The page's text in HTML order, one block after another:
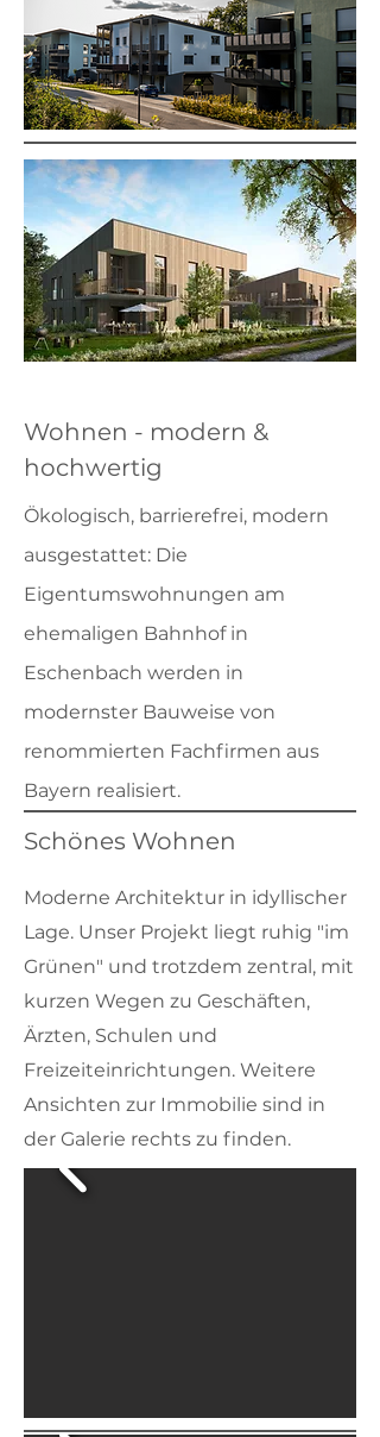
Wohnen - modern &
hochwertig
Ökologisch, barrierefrei, modern
ausgestattet: Die
Eigentumswohnungen am
ehemaligen Bahnhof in
Eschenbach werden in
modernster Bauweise von
renommierten Fachfirmen aus
Bayern realisiert.
Schönes Wohnen
Moderne Architektur in idyllischer
Lage. Unser Projekt liegt ruhig "im
Grünen" und trotzdem zentral, mit
kurzen Wegen zu Geschäften,
Ärzten, Schulen und
Freizeiteinrichtungen. Weitere
Ansichten zur Immobilie sind in
der Galerie rechts zu finden.